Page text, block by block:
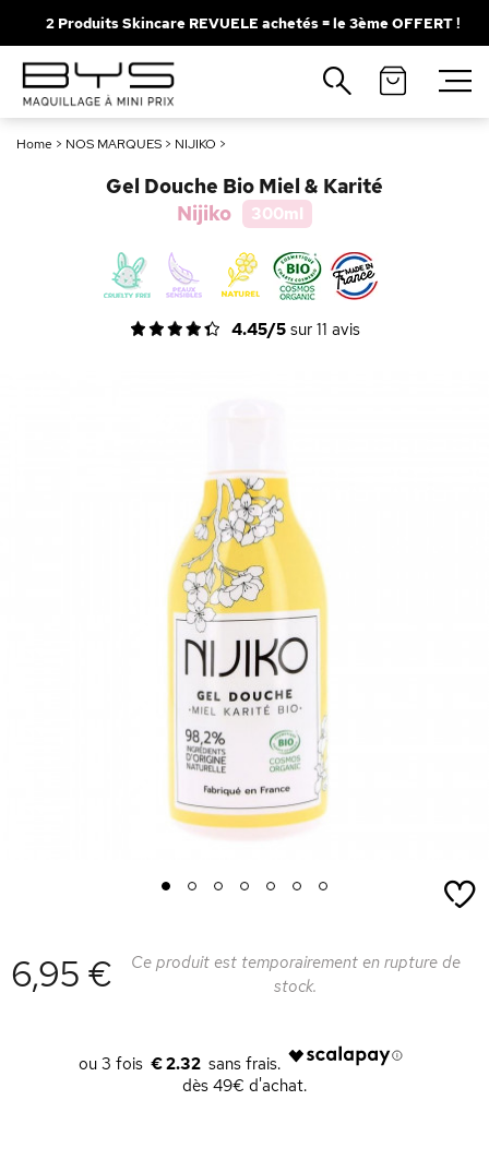
2 Produits Skincare REVUELE achetés = le 3ème OFFERT !
Home > NOS MARQUES > NIJIKO >
Gel Douche Bio Miel & Karité
Nijiko
300ml
4.45/5sur 11 avis
1 2 3 4 5 6 7
6,95 €
Ce produit est temporairement en rupture de
stock.
€ 2.32
dès 49€ d'achat.
Fermer
Recherches populaires
Mascara
Blush
Rouge à Lèvres